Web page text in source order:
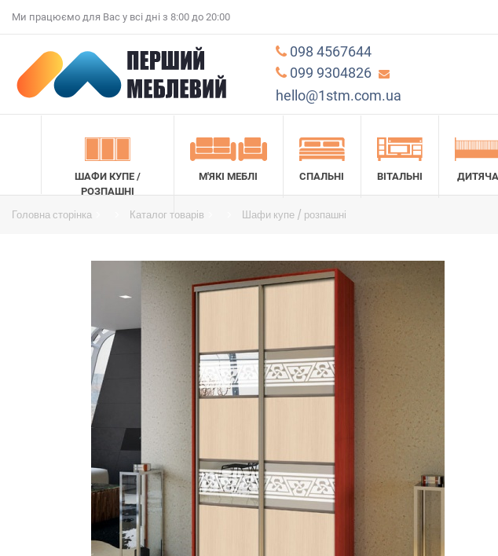
Ми працюємо для Вас у всі дні з 8:00 до 20:00
098 4567644
099 9304826
hello@1stm.com.ua
ШАФИ КУПЕ /
РОЗПАШНІ
М'ЯКІ МЕБЛІ СПАЛЬНІ ВІТАЛЬНІ ДИТЯЧА
Головна сторінка Каталог товарів Шафи купе / розпашні